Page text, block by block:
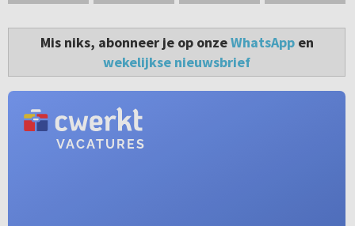
Mis niks, abonneer je op onzeWhatsAppen
wekelijkse nieuwsbrief